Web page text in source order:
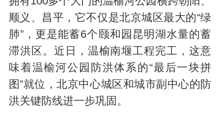
顺义、昌平，它不仅是北京城区最大的“绿
肺”，更是能蓄6个颐和园昆明湖水量的蓄
滞洪区。近日，温榆南堰工程完工，这意
味着温榆河公园防洪体系的“最后一块拼
图”就位，北京中心城区和城市副中心的防
洪关键防线进一步巩固。